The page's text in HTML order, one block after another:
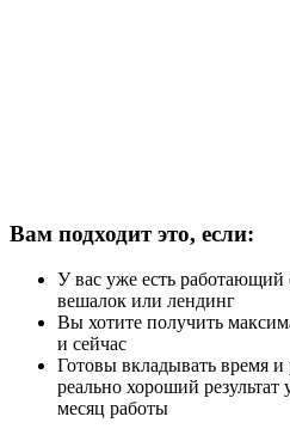
Вам подходит это, если:
У вас уже есть
вешалок или лендинг
Вы хотите получить
и сейчас
Готовы вкладывать время
реально хороший
месяц работы